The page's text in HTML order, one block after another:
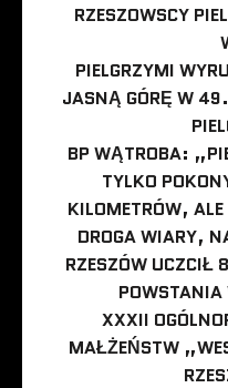
RZESZOWSCY
PIELGRZYMI
JASNĄ GÓRĘ W
BP WĄTROBA:
TYLKO
KILOMETRÓW,
DROGA WIARY,
RZESZÓW UCZCIŁ
POWSTANIA
XXXII
MAŁŻEŃSTW